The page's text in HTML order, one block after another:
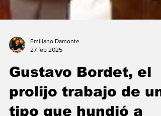
Gustavo Bordet, el
prolijo trabajo de un